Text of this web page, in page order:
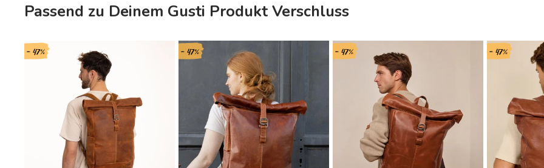
Passend zu Deinem Gusti Produkt Verschluss
- 47% - 47% - 47% - 47%